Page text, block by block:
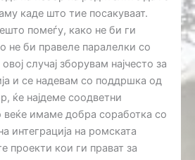
каде што тие посакуваат.
помеѓу, како не би ги
не би правеле паралелки со
случај зборувам најчесто за
и се надевам со поддршка од
ќе најдеме соодветни
веќе имаме добра соработка со
интеграција на ромската
проекти кои ги прават за